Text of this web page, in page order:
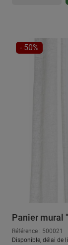
RÉDUCTION
- 50%
Panier mural
Référence : 500021
Disponible, délai de